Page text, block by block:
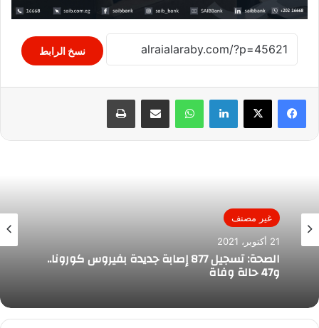
نسخ الرابط
لينكدإن واتساب مشاركة عبر البريد طباعة
غير مصنف
21 أكتوبر، 2021
الصحة: تسجيل 877 إصابة جديدة بفيروس كورونا..
و47 حالة وفاة